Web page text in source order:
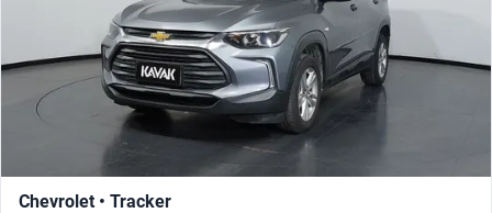
Chevrolet • Tracker